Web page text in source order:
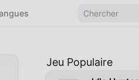
Jeu Populaire